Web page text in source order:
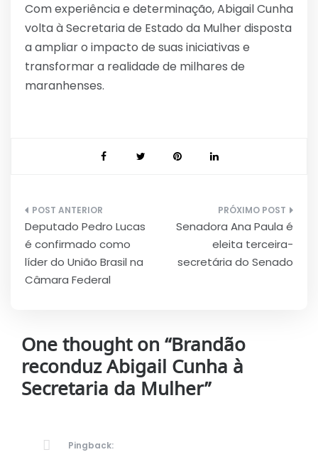
Com experiência e determinação, Abigail Cunha
volta à Secretaria de Estado da Mulher disposta
a ampliar o impacto de suas iniciativas e
transformar a realidade de milhares de
maranhenses.
Navegação
de
Post
Deputado Pedro Lucas
é confirmado como
líder do União Brasil na
Câmara Federal
Senadora Ana Paula é
eleita terceira-
secretária do Senado
One thought on “Brandão
reconduz Abigail Cunha à
Secretaria da Mulher”
Pingback: